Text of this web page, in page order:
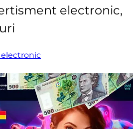
electronic,